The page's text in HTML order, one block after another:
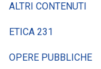
ALTRI CONTENUTI
ETICA 231
OPERE PUBBLICHE